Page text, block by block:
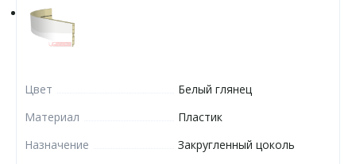
Цвет
Белый глянец
Материал
Пластик
Назначение
Закругленный цоколь